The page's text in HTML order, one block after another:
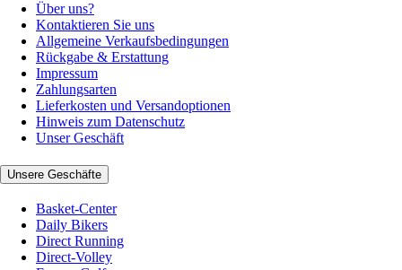
Über uns?
Kontaktieren Sie uns
Allgemeine Verkaufsbedingungen
Rückgabe & Erstattung
Impressum
Zahlungsarten
Lieferkosten und Versandoptionen
Hinweis zum Datenschutz
Unser Geschäft
Unsere Geschäfte
Basket-Center
Daily Bikers
Direct Running
Direct-Volley